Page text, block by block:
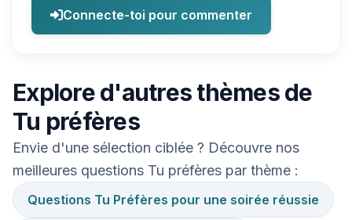
Connecte-toi pour commenter
Explore d'autres thèmes de
Tu préfères
Envie d'une sélection ciblée ? Découvre nos
meilleures questions Tu préfères par thème :
Questions Tu Préfères pour une soirée réussie